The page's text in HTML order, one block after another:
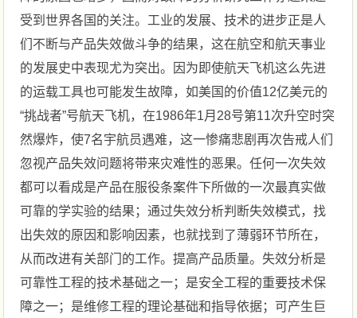
受到世界各国的关注。工业的发展、技术的进步正是人
们不断与产品失效做斗争的结果，这在航空和航天事业
的发展史中表现尤为突出。因为即使航天飞机这么先进
的运载工具也可能发生故障，如美国的价值12亿美元的
“挑战者”号航天飞机，在1986年1月28号第11次升空时突
然爆炸，使7名宇航员遇难，这一惨痛悲剧再次告戒人们
忽视产品失效问题将带来灾难性的恶果。任何一次失效
都可以看成是产品在服役条案件下所做的一次最真实做
可靠的学实验的结果；通过失效分析判断失效模式，找
出失效的原因和影响因素，也就找到了薄弱环节所在，
从而改进有关部门的工作。提高产品质量。失效分析是
可靠性工程的技术基础之一；是安全工程的重要技术保
障之一；是维修工程的理论基础和指导依据；可产生巨